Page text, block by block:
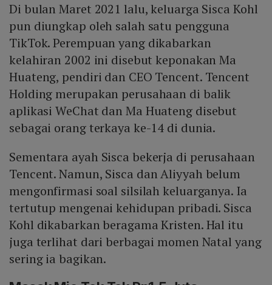
Di bulan Maret 2021 lalu, keluarga Sisca Kohl
pun diungkap oleh salah satu pengguna
TikTok. Perempuan yang dikabarkan
kelahiran 2002 ini disebut keponakan Ma
Huateng, pendiri dan CEO Tencent. Tencent
Holding merupakan perusahaan di balik
aplikasi WeChat dan Ma Huateng disebut
sebagai orang terkaya ke-14 di dunia.
Sementara ayah Sisca bekerja di perusahaan
Tencent. Namun, Sisca dan Aliyyah belum
mengonfirmasi soal silsilah keluarganya. Ia
tertutup mengenai kehidupan pribadi. Sisca
Kohl dikabarkan beragama Kristen. Hal itu
juga terlihat dari berbagai momen Natal yang
sering ia bagikan.